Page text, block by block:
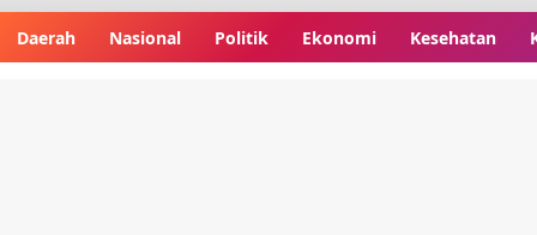
Daerah Nasional Politik Ekonomi Kesehatan